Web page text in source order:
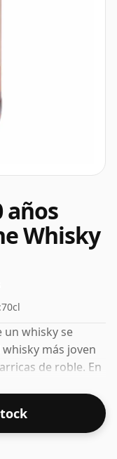
años
Whisky
70cl
un whisky se
más joven
de roble. En
tiene 20
mayor
con este